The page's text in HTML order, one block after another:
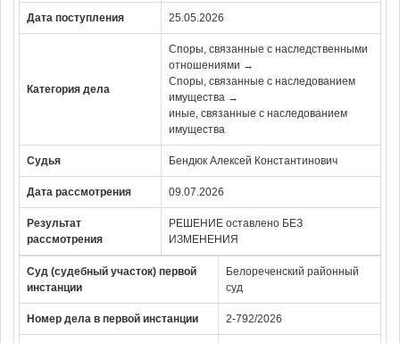
Дата поступления 25.05.2026
Категория дела
Споры, связанные с наследственными
отношениями →
Споры, связанные с наследованием
имущества →
иные, связанные с наследованием
имущества
Судья Бендюк Алексей Константинович
Дата рассмотрения 09.07.2026
Результат
рассмотрения
РЕШЕНИЕ оставлено БЕЗ
ИЗМЕНЕНИЯ
Суд (судебный участок) первой
инстанции
Белореченский районный
суд
Номер дела в первой инстанции 2-792/2026